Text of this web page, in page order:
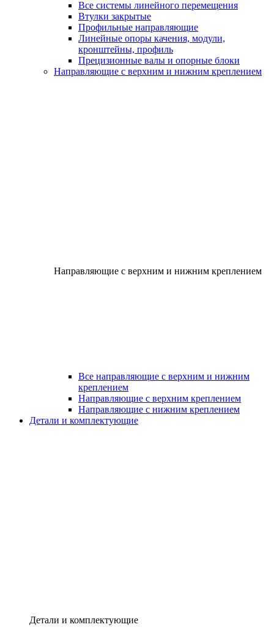
Все системы линейного перемещения
Втулки закрытые
Профильные направляющие
Линейные опоры качения, модули,
кронштейны, профиль
Прецизионные валы и опорные блоки
Направляющие с верхним и нижним креплением
Направляющие с верхним и нижним креплением
Все направляющие с верхним и нижним
креплением
Направляющие с верхним креплением
Направляющие с нижним креплением
Детали и комплектующие
Детали и комплектующие